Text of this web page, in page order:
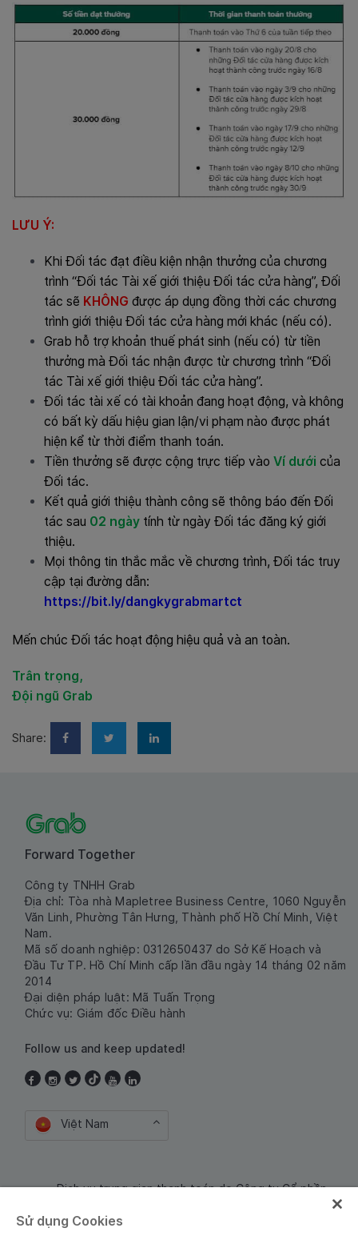
LƯU Ý:
Khi Đối tác đạt điều kiện nhận thưởng của chương
trình “Đối tác Tài xế giới thiệu Đối tác cửa hàng”, Đối
tác sẽ KHÔNG được áp dụng đồng thời các chương
trình giới thiệu Đối tác cửa hàng mới khác (nếu có).
Grab hỗ trợ khoản thuế phát sinh (nếu có) từ tiền
thưởng mà Đối tác nhận được từ chương trình “Đối
tác Tài xế giới thiệu Đối tác cửa hàng”.
Đối tác tài xế có tài khoản đang hoạt động, và không
có bất kỳ dấu hiệu gian lận/vi phạm nào được phát
hiện kể từ thời điểm thanh toán.
Tiền thưởng sẽ được cộng trực tiếp vào Ví dưới của
Đối tác.
Kết quả giới thiệu thành công sẽ thông báo đến Đối
tác sau 02 ngày tính từ ngày Đối tác đăng ký giới
thiệu.
Mọi thông tin thắc mắc về chương trình, Đối tác truy
cập tại đường dẫn:
https://bit.ly/dangkygrabmartct
Mến chúc Đối tác hoạt động hiệu quả và an toàn.
Trân trọng,
Đội ngũ Grab
Share:
Forward Together
Công ty TNHH Grab
Địa chỉ: Tòa nhà Mapletree Business Centre, 1060 Nguyễn
Văn Linh, Phường Tân Hưng, Thành phố Hồ Chí Minh, Việt
Nam.
Mã số doanh nghiệp: 0312650437 do Sở Kế Hoạch và
Đầu Tư TP. Hồ Chí Minh cấp lần đầu ngày 14 tháng 02 năm
2014
Đại diện pháp luật: Mã Tuấn Trọng
Chức vụ: Giám đốc Điều hành
Follow us and keep updated!
Việt Nam
Dịch vụ trung gian thanh toán do Công ty Cổ phần
Sử dụng Cookies